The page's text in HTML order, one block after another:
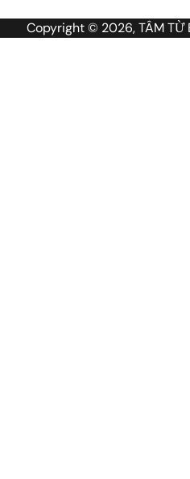
Copyright © 2026, TÂM TỪ